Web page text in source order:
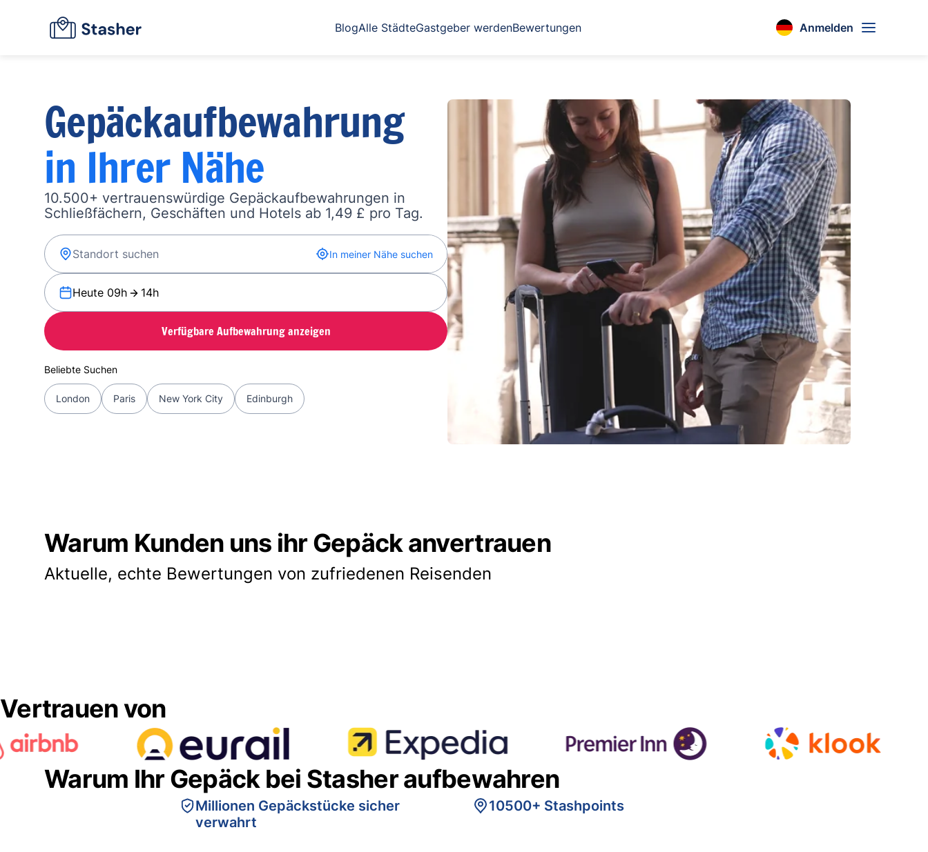
BlogAlle StädteGastgeber werdenBewertungen Anmelden
Gepäckaufbewahrung
in Ihrer Nähe
10.500+ vertrauenswürdige Gepäckaufbewahrungen in
Schließfächern, Geschäften und Hotels ab 1,49 £ pro Tag.
In meiner Nähe suchen
Heute 09h 14h
Verfügbare Aufbewahrung anzeigen
Beliebte Suchen
London Paris New York City Edinburgh
Warum Kunden uns ihr Gepäck anvertrauen
Aktuelle, echte Bewertungen von zufriedenen Reisenden
Vertrauen von
Warum Ihr Gepäck bei Stasher aufbewahren
Millionen Gepäckstücke sicher
verwahrt
10500+ Stashpoints